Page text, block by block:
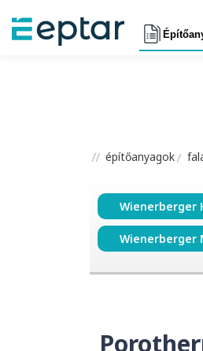
építőanyagok
Wienerberger
Wienerberger